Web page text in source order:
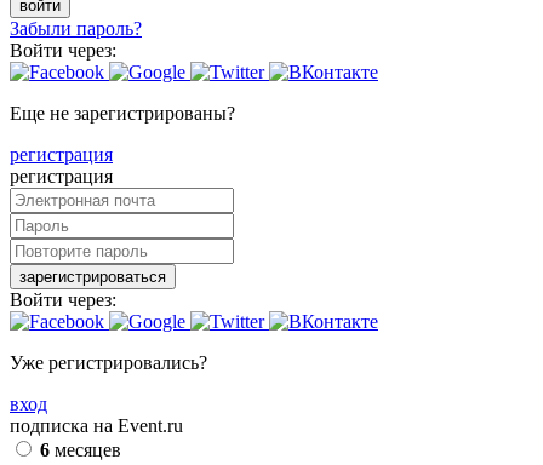
войти
Забыли пароль?
Войти через:
Еще не зарегистрированы?
регистрация
регистрация
зарегистрироваться
Войти через:
Уже регистрировались?
вход
подписка на Event.ru
6 месяцев